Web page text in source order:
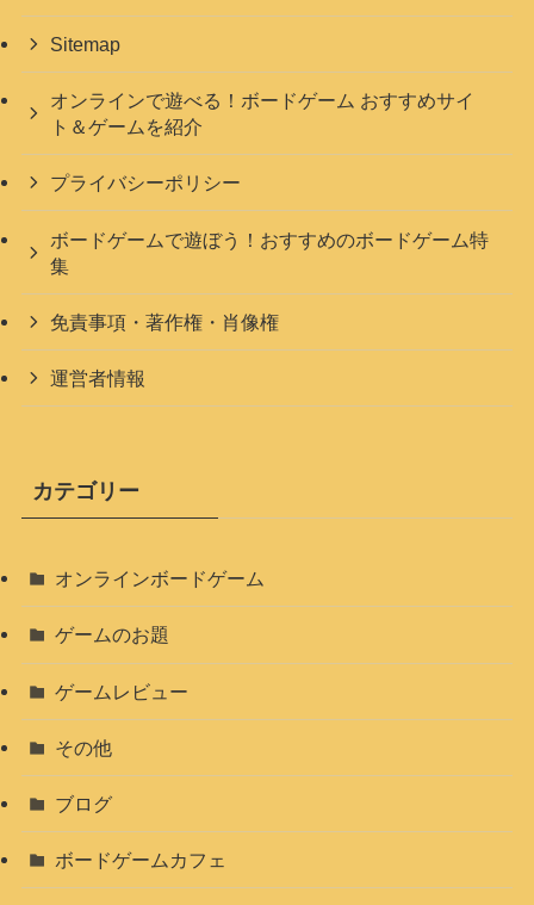
Sitemap
オンラインで遊べる！ボードゲーム おすすめサイ
ト＆ゲームを紹介
プライバシーポリシー
ボードゲームで遊ぼう！おすすめのボードゲーム特
集
免責事項・著作権・肖像権
運営者情報
カテゴリー
オンラインボードゲーム
ゲームのお題
ゲームレビュー
その他
ブログ
ボードゲームカフェ